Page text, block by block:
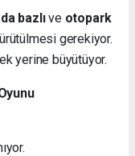
bazlıve otopark
gerekiyor.
yerine büyütüyor.